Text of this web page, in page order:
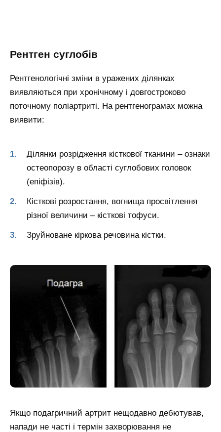
Рентген суглобів
Рентгенологічні зміни в уражених ділянках
виявляються при хронічному і довгостроково
поточному поліартриті. На рентгенограмах можна
виявити:
Ділянки розрідження кісткової тканини – ознаки
остеопорозу в області суглобових головок
(епіфізів).
Кісткові розростання, вогнища просвітлення
різної величини – кісткові тофуси.
Зруйноване кіркова речовина кістки.
Якщо подагричний артрит нещодавно дебютував,
напади не часті і термін захворювання не